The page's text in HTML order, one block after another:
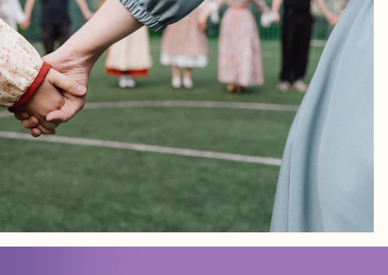
Документы
Важная информация